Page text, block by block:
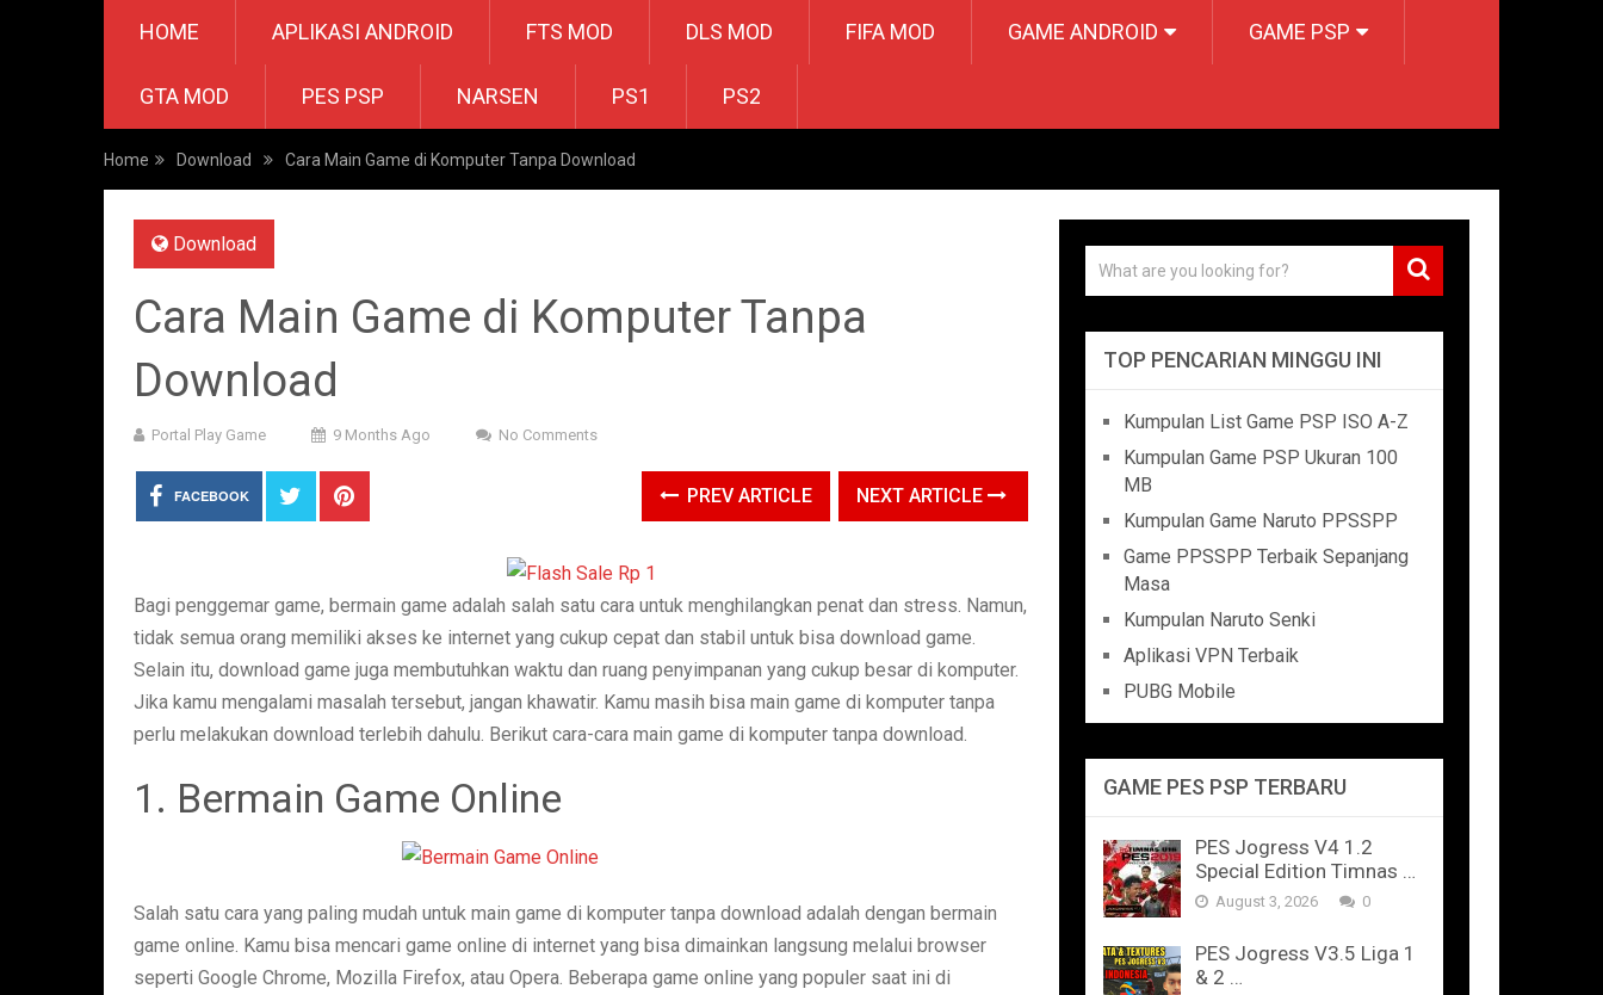
HOME APLIKASI ANDROID FTS MOD DLS MOD FIFA MOD GAME ANDROID GAME PSP
GTA MOD PES PSP NARSEN PS1 PS2
Home Download Cara Main Game di Komputer Tanpa Download
Download
Cara Main Game di Komputer Tanpa
Download
Portal Play Game 9 Months Ago No Comments
FACEBOOK PREV ARTICLE NEXT ARTICLE
Bagi penggemar game, bermain game adalah salah satu cara untuk menghilangkan penat dan stress. Namun,
tidak semua orang memiliki akses ke internet yang cukup cepat dan stabil untuk bisa download game.
Selain itu, download game juga membutuhkan waktu dan ruang penyimpanan yang cukup besar di komputer.
Jika kamu mengalami masalah tersebut, jangan khawatir. Kamu masih bisa main game di komputer tanpa
perlu melakukan download terlebih dahulu. Berikut cara-cara main game di komputer tanpa download.
1. Bermain Game Online
Salah satu cara yang paling mudah untuk main game di komputer tanpa download adalah dengan bermain
game online. Kamu bisa mencari game online di internet yang bisa dimainkan langsung melalui browser
seperti Google Chrome, Mozilla Firefox, atau Opera. Beberapa game online yang populer saat ini di
TOP PENCARIAN MINGGU INI
Kumpulan List Game PSP ISO A-Z
Kumpulan Game PSP Ukuran 100
MB
Kumpulan Game Naruto PPSSPP
Game PPSSPP Terbaik Sepanjang
Masa
Kumpulan Naruto Senki
Aplikasi VPN Terbaik
PUBG Mobile
GAME PES PSP TERBARU
PES Jogress V4 1.2
Special Edition Timnas …
August 3, 2026 0
PES Jogress V3.5 Liga 1
& 2 …